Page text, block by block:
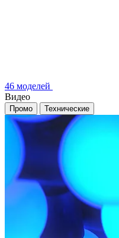
46 моделей
Видео
Промо Технические